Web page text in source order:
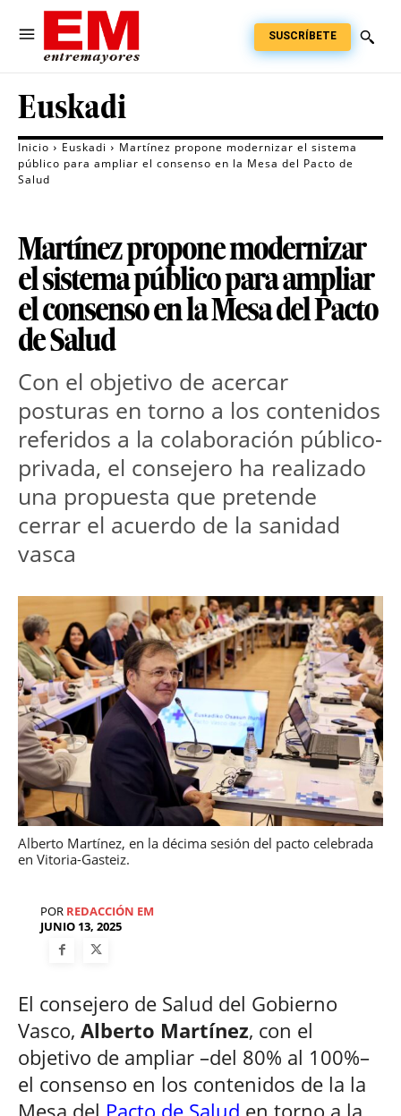
SUSCRÍBETE
Euskadi
Inicio Euskadi
Martínez propone modernizar el sistema
público para ampliar el consenso en la Mesa del Pacto de
Salud
Martínez propone modernizar
el sistema público para ampliar
el consenso en la Mesa del Pacto
de Salud
Con el objetivo de acercar
posturas en torno a los contenidos
referidos a la colaboración público-
privada, el consejero ha realizado
una propuesta que pretende
cerrar el acuerdo de la sanidad
vasca
Alberto Martínez, en la décima sesión del pacto celebrada
en Vitoria-Gasteiz.
POR REDACCIÓN EM
JUNIO 13, 2025
El consejero de Salud del Gobierno
Vasco, Alberto Martínez, con el
objetivo de ampliar –del 80% al 100%–
el consenso en los contenidos de la la